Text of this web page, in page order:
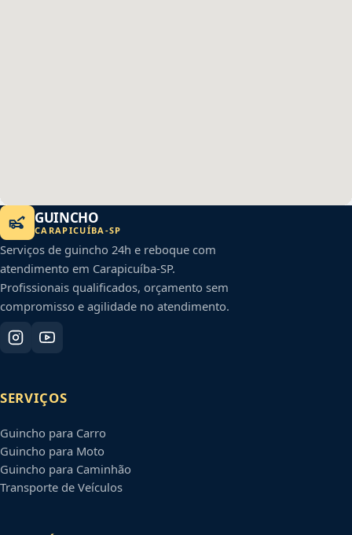
GUINCHO
CARAPICUÍBA -SP
Serviços de guincho 24h e reboque com
atendimento em Carapicuíba-SP.
Profissionais qualificados, orçamento sem
compromisso e agilidade no atendimento.
SERVIÇOS
Guincho para Carro
Guincho para Moto
Guincho para Caminhão
Transporte de Veículos